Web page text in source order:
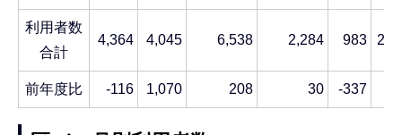
利用者数
合計
4,364 4,045 6,538 2,284 983
前年度比 -116 1,070 208 30 -337